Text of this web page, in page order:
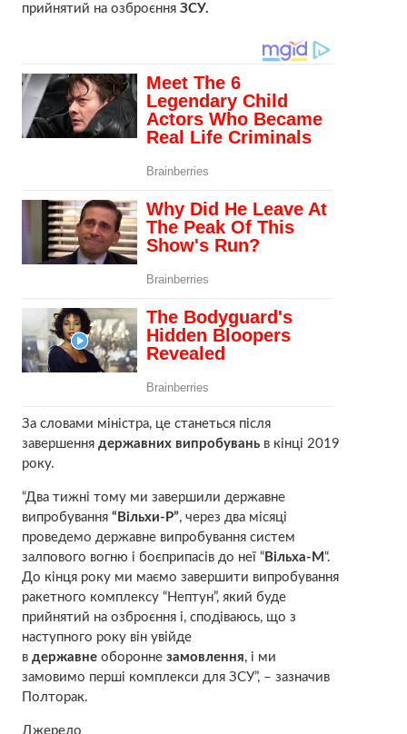
прийнятий на озброєння ЗСУ.
За словами міністра, це станеться після
завершення державних випробуваньв кінці 2019
року.
“Два тижні тому ми завершили державне
випробування “Вільхи-Р”, через два місяці
проведемо державне випробування систем
залпового вогню і боєприпасів до неї “Вільха-М“.
До кінця року ми маємо завершити випробування
ракетного комплексу “Нептун”, який буде
прийнятий на озброєння і, сподіваюсь, що з
наступного року він увійде
в державнеоборонне замовлення, і ми
замовимо перші комплекси для ЗСУ”, – зазначив
Полторак.
Джерело